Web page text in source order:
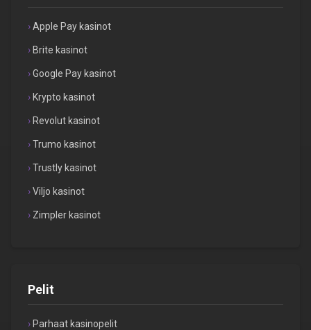
Apple Pay kasinot
Brite kasinot
Google Pay kasinot
Krypto kasinot
Revolut kasinot
Trumo kasinot
Trustly kasinot
Viljo kasinot
Zimpler kasinot
Pelit
Parhaat kasinopelit